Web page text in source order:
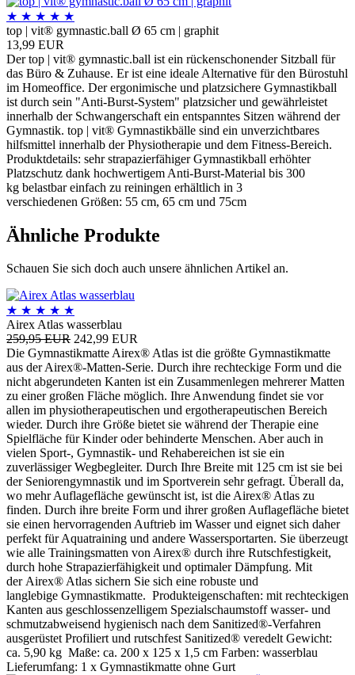
★ ★ ★ ★ ★
top | vit® gymnastic.ball Ø 65 cm | graphit
13,99 EUR
Der top | vit® gymnastic.ball ist ein rückenschonender Sitzball für
das Büro & Zuhause. Er ist eine ideale Alternative für den Bürostuhl
im Homeoffice. Der ergonimische und platzsichere Gymnastikball
ist durch sein "Anti-Burst-System" platzsicher und gewährleistet
innerhalb der Schwangerschaft ein entspanntes Sitzen während der
Gymnastik. top | vit® Gymnastikbälle sind ein unverzichtbares
hilfsmittel innerhalb der Physiotherapie und dem Fitness-Bereich.
Produktdetails: sehr strapazierfähiger Gymnastikball erhöhter
Platzschutz dank hochwertigem Anti-Burst-Material bis 300
kg belastbar einfach zu reiningen erhältlich in 3
verschiedenen Größen: 55 cm, 65 cm und 75cm
Ähnliche Produkte
Schauen Sie sich doch auch unsere ähnlichen Artikel an.
★ ★ ★ ★ ★
Airex Atlas wasserblau
259,95 EUR 242,99 EUR
Die Gymnastikmatte Airex® Atlas ist die größte Gymnastikmatte
aus der Airex®-Matten-Serie. Durch ihre rechteckige Form und die
nicht abgerundeten Kanten ist ein Zusammenlegen mehrerer Matten
zu einer großen Fläche möglich. Ihre Anwendung findet sie vor
allen im physiotherapeutischen und ergotherapeutischen Bereich
wieder. Durch ihre Größe bietet sie während der Therapie eine
Spielfläche für Kinder oder behinderte Menschen. Aber auch in
vielen Sport-, Gymnastik- und Rehabereichen ist sie ein
zuverlässiger Wegbegleiter. Durch Ihre Breite mit 125 cm ist sie bei
der Seniorengymnastik und im Sportverein sehr gefragt. Überall da,
wo mehr Auflagefläche gewünscht ist, ist die Airex® Atlas zu
finden. Durch ihre breite Form und ihrer großen Auflagefläche bietet
sie einen hervorragenden Auftrieb im Wasser und eignet sich daher
perfekt für Aquatraining und andere Wassersportarten. Sie überzeugt
wie alle Trainingsmatten von Airex® durch ihre Rutschfestigkeit,
durch hohe Strapazierfähigkeit und optimaler Dämpfung. Mit
der Airex® Atlas sichern Sie sich eine robuste und
langlebige Gymnastikmatte. Produkteigenschaften: mit rechteckigen
Kanten aus geschlossenzelligem Spezialschaumstoff wasser- und
schmutzabweisend hygienisch nach dem Sanitized®-Verfahren
ausgerüstet Profiliert und rutschfest Sanitized® veredelt Gewicht:
ca. 5,90 kg Maße: ca. 200 x 125 x 1,5 cm Farben: wasserblau
Lieferumfang: 1 x Gymnastikmatte ohne Gurt